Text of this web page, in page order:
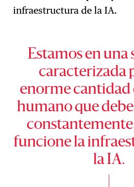
infraestructura de la IA.
Estamos en
caracterizada
enorme cantidad
humano que
constantemente
funcione la
la IA.